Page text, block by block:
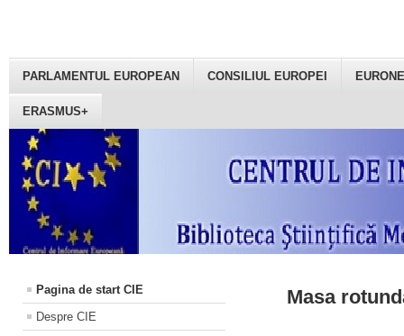
PARLAMENTUL EUROPEAN CONSILIUL EUROPEI
ERASMUS+
Pagina de start CIE
Despre CIE
Masa